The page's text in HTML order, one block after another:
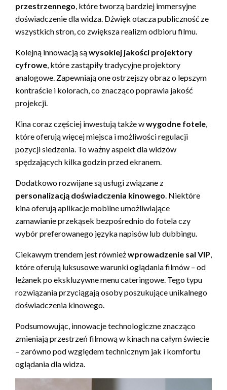
przestrzennego , które tworzą bardziej immersyjne
doświadczenie dla widza. Dźwięk otacza publiczność ze
wszystkich stron, co zwiększa realizm odbioru filmu.
Kolejną innowacją sąwysokiej jakości projektory
cyfrowe , które zastąpiły tradycyjne projektory
analogowe. Zapewniają one ostrzejszy obraz o lepszym
kontraście i kolorach, co znacząco poprawia jakość
projekcji.
Kina coraz częściej inwestują także wwygodne fotele
które oferują więcej miejsca i możliwości regulacji
pozycji siedzenia. To ważny aspekt dla widzów
spędzających kilka godzin przed ekranem.
Dodatkowo rozwijane są usługi związane z
personalizacją doświadczenia kinowego . Niektóre
kina oferują aplikacje mobilne umożliwiające
zamawianie przekąsek bezpośrednio do fotela czy
wybór preferowanego języka napisów lub dubbingu.
Ciekawym trendem jest równieżwprowadzenie sal VIP
które oferują luksusowe warunki oglądania filmów – od
leżanek po ekskluzywne menu cateringowe. Tego typu
rozwiązania przyciągają osoby poszukujące unikalnego
doświadczenia kinowego.
Podsumowując, innowacje technologiczne znacząco
zmieniają przestrzeń filmową w kinach na całym świecie
– zarówno pod względem technicznym jak i komfortu
oglądania dla widza.